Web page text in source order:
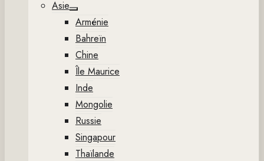
Asie
Show
sub
menu
Arménie
Bahreïn
Chine
Île Maurice
Inde
Mongolie
Russie
Singapour
Thaïlande